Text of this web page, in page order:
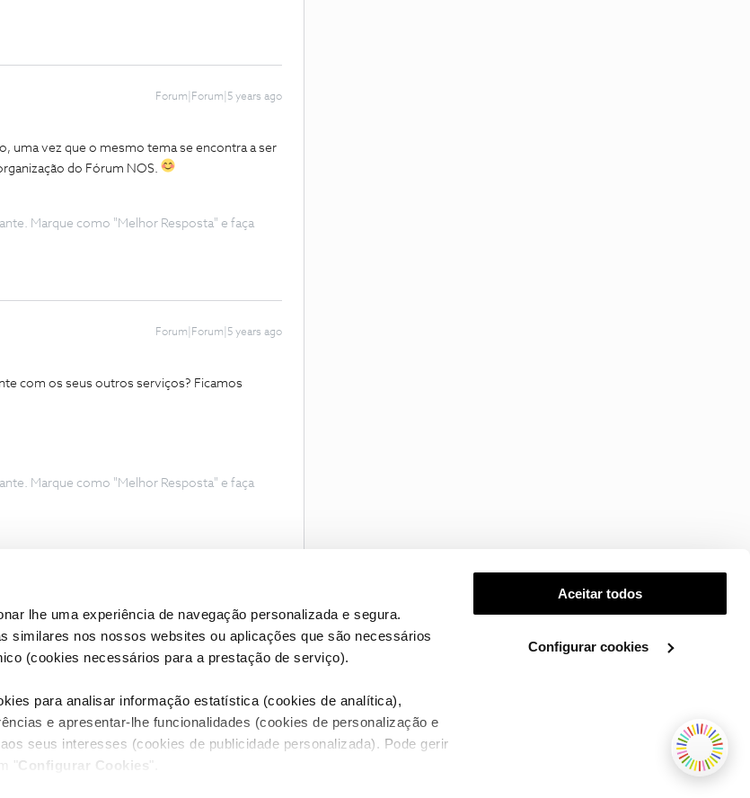
lhe uma experiência de navegação personalizada e segura.
similares nos nossos websites ou aplicações que são necessários
(cookies necessários para a prestação de serviço).
para analisar informação estatística (cookies de analítica),
e apresentar-lhe funcionalidades (cookies de personalização e
seus interesses (cookies de publicidade personalizada). Pode gerir
" Configurar Cookies ".
Aceitar todos
Configurar cookies
Forum|Forum|5 years ago
uma vez que o mesmo tema se encontra a ser
do Fórum NOS.
Marque como "Melhor Resposta" e faça
Forum|Forum|5 years ago
com os seus outros serviços? Ficamos
Marque como "Melhor Resposta" e faça
do Fórum NOS Accessibility statement